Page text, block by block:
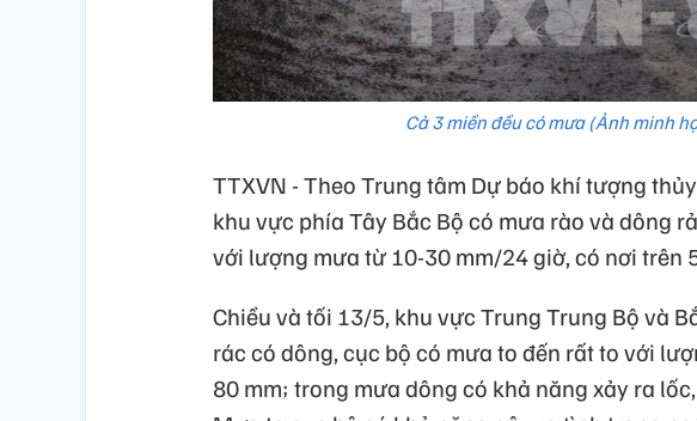
Cả 3 miền đều có mưa (Ảnh minh
TTXVN - Theo Trung tâm Dự báo khí tượng
khu vực phía Tây Bắc Bộ có mưa rào và dông
với lượng mưa từ 10-30 mm/24 giờ, có nơi trên
Chiều và tối 13/5, khu vực Trung Trung Bộ và
rác có dông, cục bộ có mưa to đến rất to với
80 mm; trong mưa dông có khả năng xảy ra